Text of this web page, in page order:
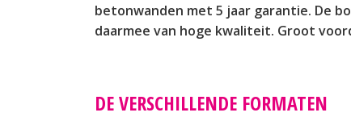
betonwanden met 5 jaar garantie. De
daarmee van hoge kwaliteit. Groot
DE VERSCHILLENDE FORMATEN